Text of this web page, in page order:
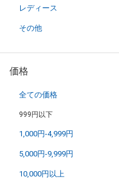
レディース
その他
価格
全ての価格
999円以下
1,000円-4,999円
5,000円-9,999円
10,000円以上